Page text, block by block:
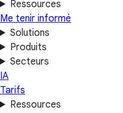
Ressources
Me tenir informé
Solutions
Produits
Secteurs
IA
Tarifs
Ressources